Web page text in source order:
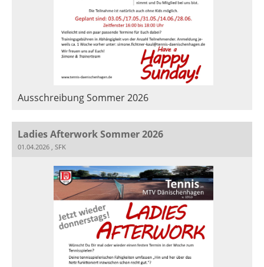
Ausschreibung Sommer 2026
Ladies Afterwork Sommer 2026
01.04.2026 , SFK